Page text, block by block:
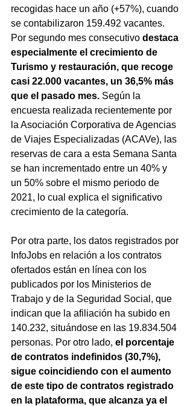
recogidas hace un año (+57%), cuando
se contabilizaron 159.492 vacantes.
Por segundo mes consecutivo destaca
especialmente el crecimiento de
Turismo y restauración, que recoge
casi 22.000 vacantes, un 36,5% más
que el pasado mes. Según la
encuesta realizada recientemente por
la Asociación Corporativa de Agencias
de Viajes Especializadas (ACAVe), las
reservas de cara a esta Semana Santa
se han incrementado entre un 40% y
un 50% sobre el mismo periodo de
2021, lo cual explica el significativo
crecimiento de la categoría.
Por otra parte, los datos registrados por
InfoJobs en relación a los contratos
ofertados están en línea con los
publicados por los Ministerios de
Trabajo y de la Seguridad Social, que
indican que la afiliación ha subido en
140.232, situándose en las 19.834.504
personas. Por otro lado, el porcentaje
de contratos indefinidos (30,7%),
sigue coincidiendo con el aumento
de este tipo de contratos registrado
en la plataforma, que alcanza ya el